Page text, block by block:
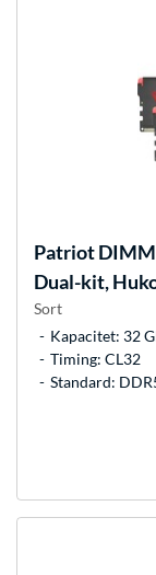
PatriotDIMM
Dual-kit,
Sort
Kapacitet: 32
Timing: CL32
Standard: